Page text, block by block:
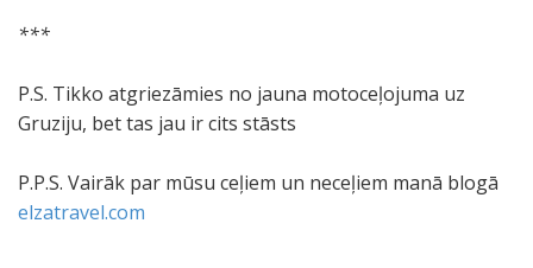
***
P.S. Tikko atgriezāmies no jauna motoceļojuma uz
Gruziju, bet tas jau ir cits stāsts
P.P.S. Vairāk par mūsu ceļiem un neceļiem manā blogā
elzatravel.com